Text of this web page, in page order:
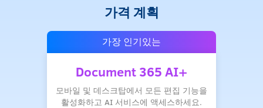
가격 계획
가장 인기있는
Document 365 AI+
모바일 및 데스크탑에서 모든 편집 기능을
활성화하고 AI 서비스에 액세스하세요.